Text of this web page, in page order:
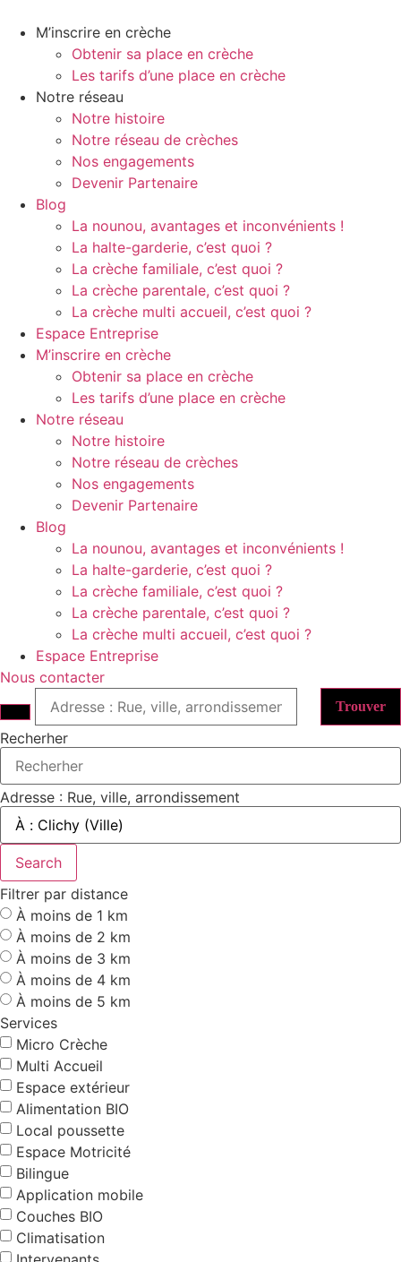
M’inscrire en crèche
Obtenir sa place en crèche
Les tarifs d’une place en crèche
Notre réseau
Notre histoire
Notre réseau de crèches
Nos engagements
Devenir Partenaire
Blog
La nounou, avantages et inconvénients !
La halte-garderie, c’est quoi ?
La crèche familiale, c’est quoi ?
La crèche parentale, c’est quoi ?
La crèche multi accueil, c’est quoi ?
Espace Entreprise
M’inscrire en crèche
Obtenir sa place en crèche
Les tarifs d’une place en crèche
Notre réseau
Notre histoire
Notre réseau de crèches
Nos engagements
Devenir Partenaire
Blog
La nounou, avantages et inconvénients !
La halte-garderie, c’est quoi ?
La crèche familiale, c’est quoi ?
La crèche parentale, c’est quoi ?
La crèche multi accueil, c’est quoi ?
Espace Entreprise
Nous contacter
Trouver
Recherher
Adresse : Rue, ville, arrondissement
Search
Filtrer par distance
À moins de 1 km
À moins de 2 km
À moins de 3 km
À moins de 4 km
À moins de 5 km
Services
Micro Crèche
Multi Accueil
Espace extérieur
Alimentation BIO
Local poussette
Espace Motricité
Bilingue
Application mobile
Couches BIO
Climatisation